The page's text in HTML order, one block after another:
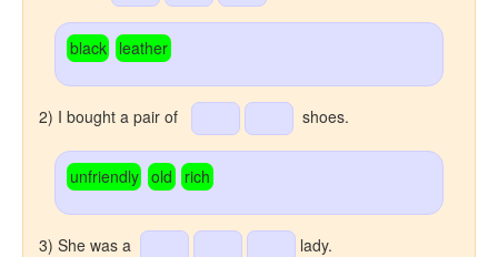
black leather
2) I bought a pair of shoes.
unfriendly old rich
3) She was a lady.